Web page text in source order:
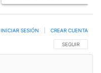
SIGA ESTA
SEGUIR
INICIAR SESIÓN CREAR CUENTA